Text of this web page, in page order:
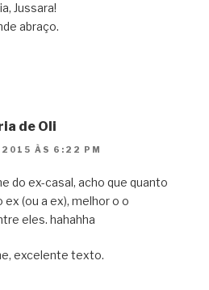
Jussara!
abraço.
de Oli
2015 ÀS 6:22 PM
do ex-casal, acho que quanto
(ou a ex), melhor o o
eles. hahahha
excelente texto.